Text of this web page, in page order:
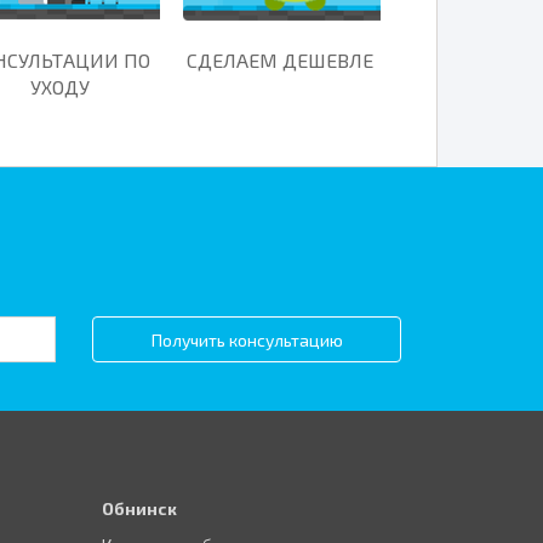
ПО
УХОДУ
СДЕЛАЕМ ДЕШЕВЛЕ
Получить консультацию
Обнинск